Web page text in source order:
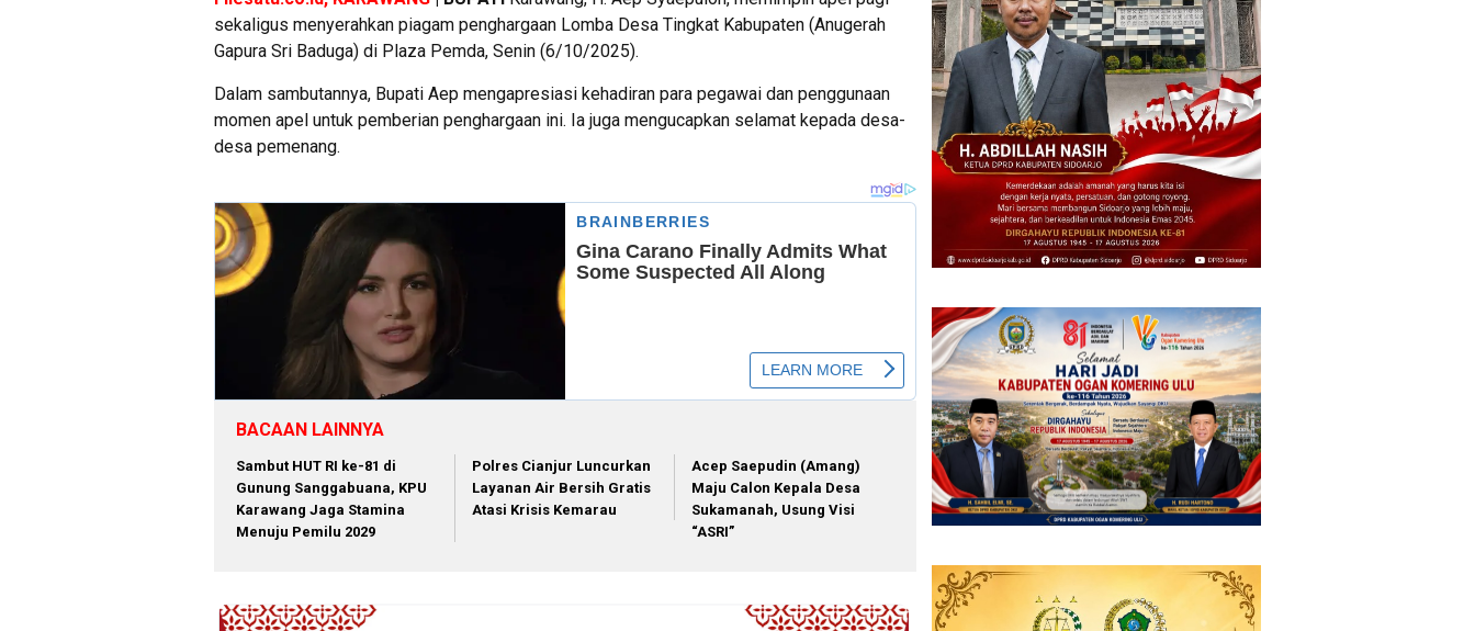
sekaligus menyerahkan piagam penghargaan Lomba Desa Tingkat Kabupaten (Anugerah
Gapura Sri Baduga) di Plaza Pemda, Senin (6/10/2025).
Dalam sambutannya, Bupati Aep mengapresiasi kehadiran para pegawai dan penggunaan
momen apel untuk pemberian penghargaan ini. Ia juga mengucapkan selamat kepada desa-
desa pemenang.
BACAAN LAINNYA
Sambut HUT RI ke-81 di
Gunung Sanggabuana, KPU
Karawang Jaga Stamina
Menuju Pemilu 2029
Polres Cianjur Luncurkan
Layanan Air Bersih Gratis
Atasi Krisis Kemarau
Acep Saepudin (Amang)
Maju Calon Kepala Desa
Sukamanah, Usung Visi
“ASRI”